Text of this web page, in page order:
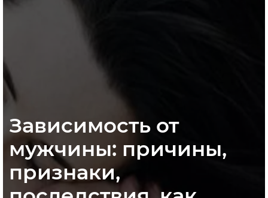
Зависимость от
мужчины: причины,
признаки,